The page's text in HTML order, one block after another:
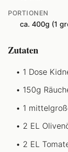
PORTIONEN
ca. 400g (1
Zutaten
1 Dose
150g
1
2 EL
2 EL